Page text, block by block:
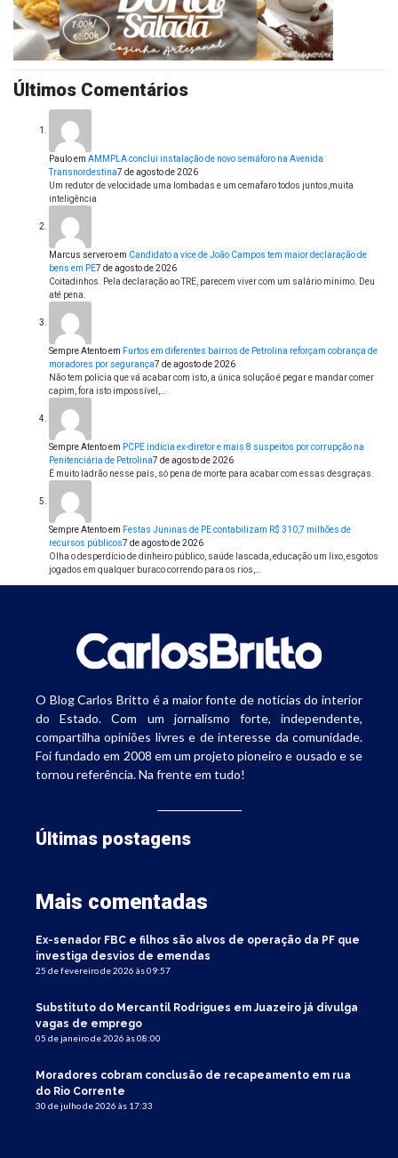
Últimos Comentários
Pauloem AMMPLA conclui instalação de novo semáforo na Avenida
Transnordestina7 de agosto de 2026
Um redutor de velocidade uma lombadas e um cemafaro todos juntos,muita
inteligência
Marcus serveroem Candidato a vice de João Campos tem maior declaração de
bens em PE7 de agosto de 2026
Coitadinhos. Pela declaração ao TRE, parecem viver com um salário mínimo. Deu
até pena.
Sempre Atentoem Furtos em diferentes bairros de Petrolina reforçam cobrança de
moradores por segurança7 de agosto de 2026
Não tem policia que vá acabar com isto, a única solução é pegar e mandar comer
capim, fora isto impossível,…
Sempre Atentoem PCPE indicia ex-diretor e mais 8 suspeitos por corrupção na
Penitenciária de Petrolina7 de agosto de 2026
É muito ladrão nesse país, só pena de morte para acabar com essas desgraças.
Sempre Atentoem Festas Juninas de PE contabilizam R$ 310,7 milhões de
recursos públicos7 de agosto de 2026
Olha o desperdício de dinheiro público, saúde lascada, educação um lixo, esgotos
jogados em qualquer buraco correndo para os rios,…
O Blog Carlos Britto é a maior fonte de notícias do interior
do Estado. Com um jornalismo forte, independente,
compartilha opiniões livres e de interesse da comunidade.
Foi fundado em 2008 em um projeto pioneiro e ousado e se
tornou referência. Na frente em tudo!
Últimas postagens
Mais comentadas
Ex-senador FBC e filhos são alvos de operação da PF que
investiga desvios de emendas
25 de fevereiro de 2026 às 09:57
Substituto do Mercantil Rodrigues em Juazeiro já divulga
vagas de emprego
05 de janeiro de 2026 às 08:00
Moradores cobram conclusão de recapeamento em rua
do Rio Corrente
30 de julho de 2026 às 17:33